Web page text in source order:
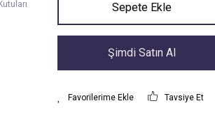
Sepete Ekle
Şimdi Satın Al
Tavsiye Et